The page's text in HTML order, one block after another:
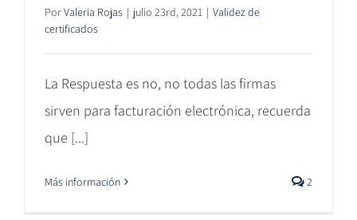
PorValeria Rojas | julio 23rd, 2021 | Validez de
certificados
La Respuesta es no, no todas las firmas
sirven para facturación electrónica, recuerda
que [...]
Más información 2